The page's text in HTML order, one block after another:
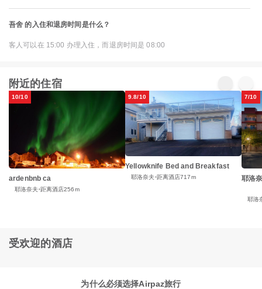
吾舍 的入住和退房时间是什么？
客人可以在 15:00 办理入住，而退房时间是 08:00
附近的住宿
10/10
ardenbnb ca
耶洛奈夫 距离酒店256m
9.8/10
Yellowknife Bed and Breakfast
耶洛奈夫 距离酒店717m
7/10
耶洛
耶洛
受欢迎的酒店
为什么必须选择Airpaz旅行